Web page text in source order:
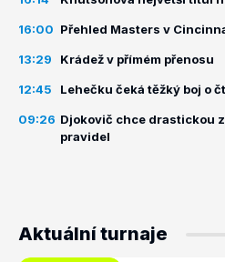
16:00 Přehled Masters v
13:29 Krádež v přímém přenosu
12:45 Lehečku čeká těžký boj o
09:26 Djokovič chce drastickou
pravidel
Aktuální turnaje